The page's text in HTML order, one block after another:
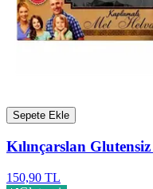
Sepete Ekle
Kılınçarslan
150,90 TL